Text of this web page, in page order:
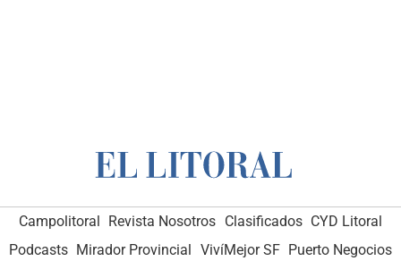
Campolitoral Revista Nosotros Clasificados CYD Litoral
Podcasts Mirador Provincial VivíMejor SF Puerto Negocios